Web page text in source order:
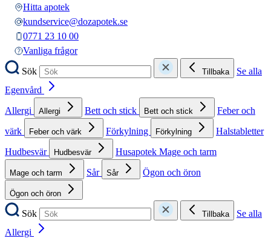
Hitta apotek
kundservice@dozapotek.se
0771 23 10 00
Vanliga frågor
Sök
Tillbaka
Se alla
Egenvård
Allergi
Allergi Bett och stick Bett och stick
Feber och
värk
Feber och värk Förkylning Förkylning
Halstabletter
Hudbesvär
Hudbesvär Husapotek Mage och tarm
Mage och tarm Sår Sår Ögon och öron
Ögon och öron
Sök Tillbaka
Se alla
Allergi